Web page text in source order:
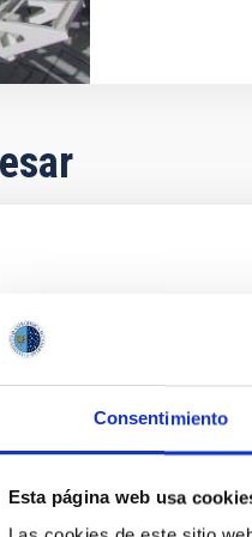
Consentimiento
Esta página web usa
formation
the connection
temporal distribution of
2026